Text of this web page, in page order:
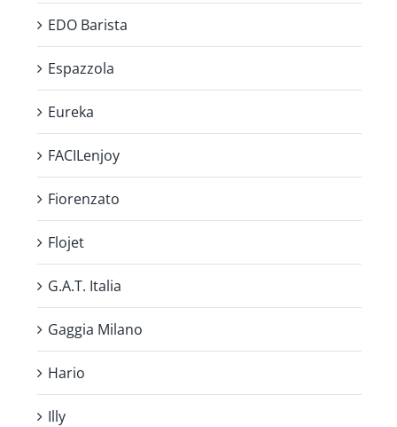
EDO Barista
Espazzola
Eureka
FACILenjoy
Fiorenzato
Flojet
G.A.T. Italia
Gaggia Milano
Hario
Illy